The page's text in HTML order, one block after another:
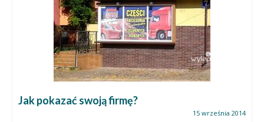
Jak pokazać swoją firmę?
15 września 2014